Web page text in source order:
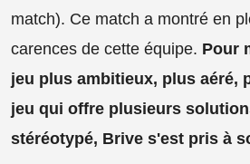
match). Ce match a montré en
carences de cette équipe. Pour
jeu plus ambitieux, plus aéré,
jeu qui offre plusieurs
stéréotypé, Brive s'est pris à